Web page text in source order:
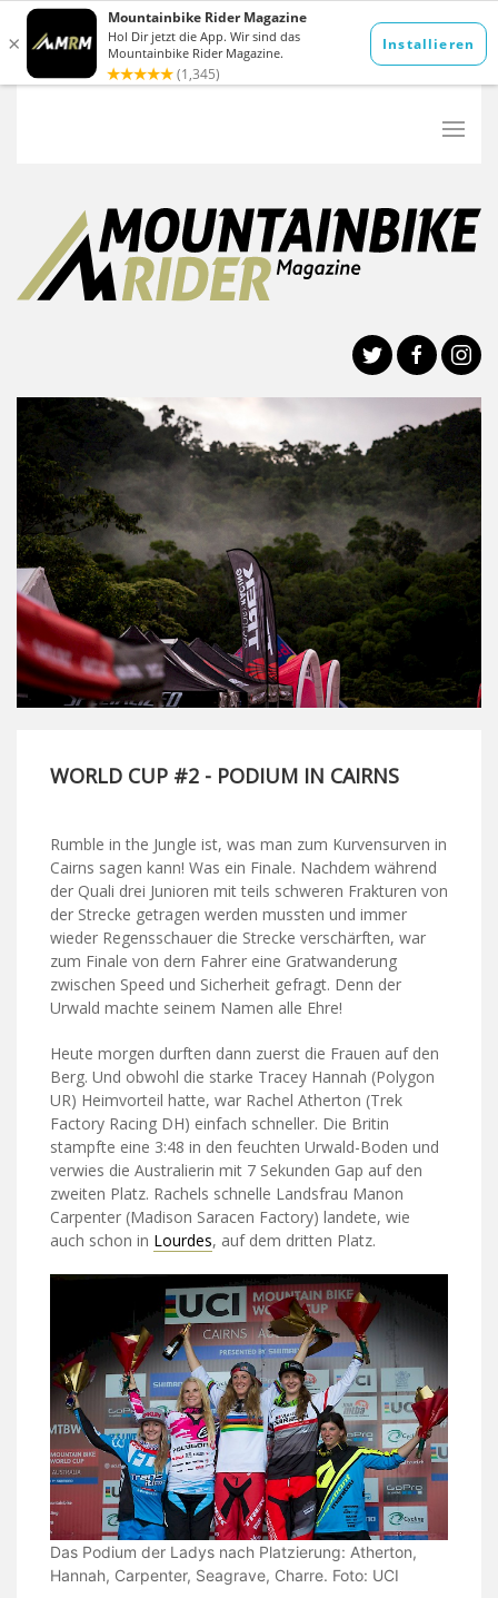
WORLD CUP #2 - PODIUM IN CAIRNS
Rumble in the Jungle ist, was man zum Kurvensurven in
Cairns sagen kann! Was ein Finale. Nachdem während
der Quali drei Junioren mit teils schweren Frakturen von
der Strecke getragen werden mussten und immer
wieder Regensschauer die Strecke verschärften, war
zum Finale von dern Fahrer eine Gratwanderung
zwischen Speed und Sicherheit gefragt. Denn der
Urwald machte seinem Namen alle Ehre!
Heute morgen durften dann zuerst die Frauen auf den
Berg. Und obwohl die starke Tracey Hannah (Polygon
UR) Heimvorteil hatte, war Rachel Atherton (Trek
Factory Racing DH) einfach schneller. Die Britin
stampfte eine 3:48 in den feuchten Urwald-Boden und
verwies die Australierin mit 7 Sekunden Gap auf den
zweiten Platz. Rachels schnelle Landsfrau Manon
Carpenter (Madison Saracen Factory) landete, wie
auch schon in Lourdes, auf dem dritten Platz.
Das Podium der Ladys nach Platzierung: Atherton,
Hannah, Carpenter, Seagrave, Charre. Foto: UCI